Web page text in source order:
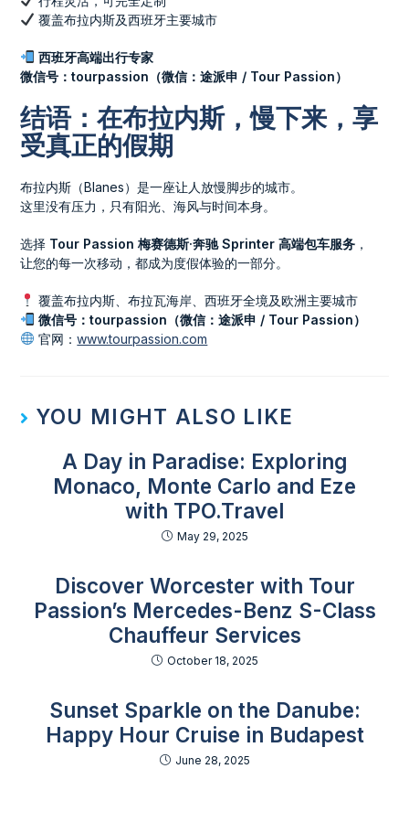
覆盖布拉内斯及西班牙主要城市
西班牙高端出行专家
微信号：tourpassion（微信：途派申 / Tour Passion）
结语：在布拉内斯，慢下来，享
受真正的假期
布拉内斯（Blanes）是一座让人放慢脚步的城市。
这里没有压力，只有阳光、海风与时间本身。
选择 Tour Passion 梅赛德斯·奔驰 Sprinter 高端包车服务 ，
让您的每一次移动，都成为度假体验的一部分。
覆盖布拉内斯、布拉瓦海岸、西班牙全境及欧洲主要城市
微信号：tourpassion（微信：途派申 / Tour Passion）
官网：www.tourpassion.com
YOU MIGHT ALSO LIKE
A Day in Paradise: Exploring
Monaco, Monte Carlo and Eze
with TPO.Travel
May 29, 2025
Discover Worcester with Tour
Passion’s Mercedes-Benz S-Class
Chauffeur Services
October 18, 2025
Sunset Sparkle on the Danube:
Happy Hour Cruise in Budapest
June 28, 2025